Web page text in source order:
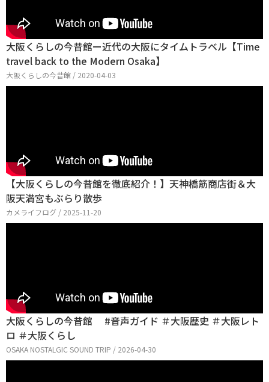
大阪くらしの今昔館ー近代の大阪にタイムトラベル【Time
travel back to the Modern Osaka】
大阪くらしの今昔館 / 2020-04-03
【大阪くらしの今昔館を徹底紹介！】天神橋筋商店街＆大
阪天満宮もぶらり散歩
カメライフログ / 2025-11-20
大阪くらしの今昔館 #音声ガイド ＃大阪歴史 ＃大阪レト
ロ ＃大阪くらし
OSAKA NOSTALGIC SOUND TRIP / 2026-04-30